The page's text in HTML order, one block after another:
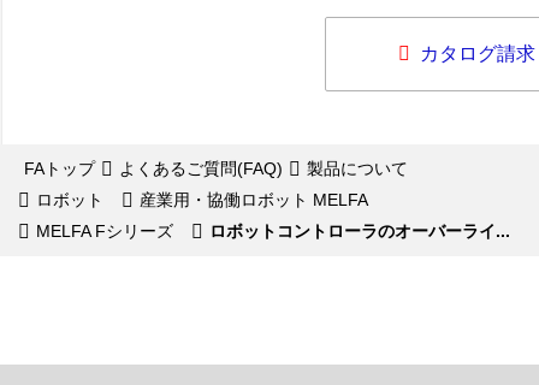
カタログ請求
FAトップ よくあるご質問(FAQ)
製品について
ロボット
産業用・協働ロボット MELFA
MELFA Fシリーズ
ロボットコントローラのオーバーライ...